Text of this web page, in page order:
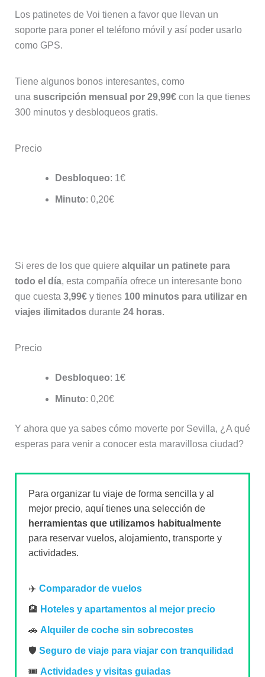
Los patinetes de Voi tienen a favor que llevan un
soporte para poner el teléfono móvil y así poder usarlo
como GPS.
Tiene algunos bonos interesantes, como
una suscripción mensual por 29,99€con la que tienes
300 minutos y desbloqueos gratis.
Precio
Desbloqueo: 1€
Minuto: 0,20€
Si eres de los que quiere alquilar un patinete para
todo el día, esta compañía ofrece un interesante bono
que cuesta 3,99€ y tienes 100 minutos para utilizar en
viajes ilimitadosdurante 24 horas.
Precio
Desbloqueo: 1€
Minuto: 0,20€
Y ahora que ya sabes cómo moverte por Sevilla, ¿A qué
esperas para venir a conocer esta maravillosa ciudad?
Para organizar tu viaje de forma sencilla y al
mejor precio, aquí tienes una selección de
herramientas que utilizamos habitualmente
para reservar vuelos, alojamiento, transporte y
actividades.
✈️ Comparador de vuelos
🏨 Hoteles y apartamentos al mejor precio
🚗 Alquiler de coche sin sobrecostes
🛡️ Seguro de viaje para viajar con tranquilidad
🎟️ Actividades y visitas guiadas